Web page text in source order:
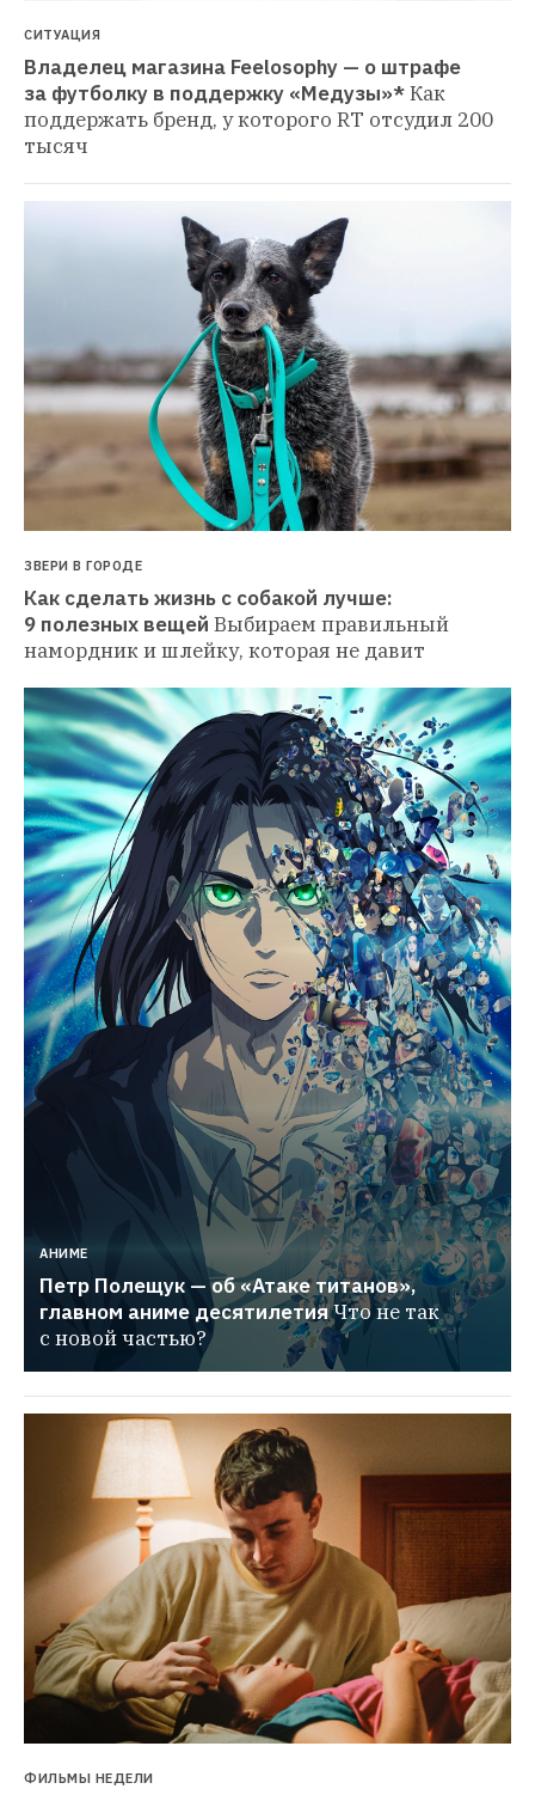
СИТУАЦИЯ
Владелец магазина Feelosophy — о штрафе
за футболку в поддержку «Медузы»*Как
поддержать бренд, у которого RT отсудил 200
тысяч
ЗВЕРИ В ГОРОДЕ
Как сделать жизнь с собакой лучше:
9 полезных вещей Выбираем правильный
намордник и шлейку, которая не давит
АНИМЕ
Петр Полещук — об «Атаке титанов»,
главном аниме десятилетияЧто не так
с новой частью?
ФИЛЬМЫ НЕДЕЛИ